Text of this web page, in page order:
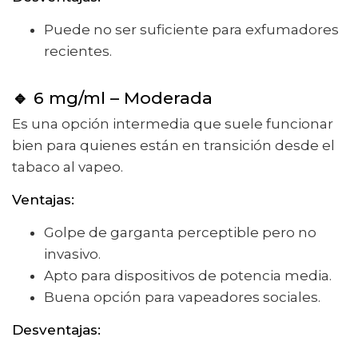
Puede no ser suficiente para exfumadores
recientes.
🔹 6 mg/ml – Moderada
Es una opción intermedia que suele funcionar
bien para quienes están en transición desde el
tabaco al vapeo.
Ventajas:
Golpe de garganta perceptible pero no
invasivo.
Apto para dispositivos de potencia media.
Buena opción para vapeadores sociales.
Desventajas: